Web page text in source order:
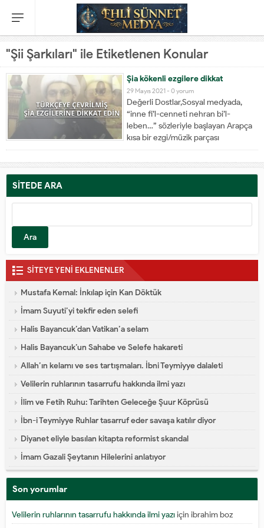
"Şii Şarkıları" ile Etiketlenen Konular
Şia kökenli ezgilere dikkat
29 Mayıs 2021 - 0 yorum
Değerli Dostlar,Sosyal medyada,
“inne fi’l-cenneti nehran bi’l-
leben…” sözleriyle başlayan Arapça
kısa bir ezgi/müzik parçası
dolaşıyor.Bu müziğin
enstrümanı/bestesi de dini
ruhaniyetli görüldüğünden olmalı ki
bu müziği paylaştıkları haberlerine
SİTEDE ARA
SİTEYE YENİ EKLENENLER
Mustafa Kemal: İnkılap için Kan Döktük
İmam Suyuti’yi tekfir eden selefi
Halis Bayancuk’dan Vatikan’a selam
Halis Bayancuk’un Sahabe ve Selefe hakareti
Allah’ın kelamı ve ses tartışmaları. İbni Teymiyye dalaleti
Velilerin ruhlarının tasarrufu hakkında ilmi yazı
İlim ve Fetih Ruhu: Tarihten Geleceğe Şuur Köprüsü
İbn-i Teymiyye Ruhlar tasarruf eder savaşa katılır diyor
Diyanet eliyle basılan kitapta reformist skandal
İmam Gazali Şeytanın Hilelerini anlatıyor
Son yorumlar
Velilerin ruhlarının tasarrufu hakkında ilmi yazıiçin ibrahim boz